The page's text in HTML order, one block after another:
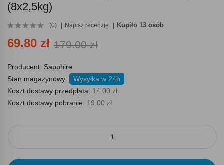
(8x2,5kg)
(0) Napisz recenzję Kupiło 13 osób
69.80 zł 179.00 zł
Producent: Sapphire
Stan magazynowy:
Wysyłka w 24h
Koszt dostawy przedpłata: 14.00 zł
Koszt dostawy pobranie: 19.00 zł